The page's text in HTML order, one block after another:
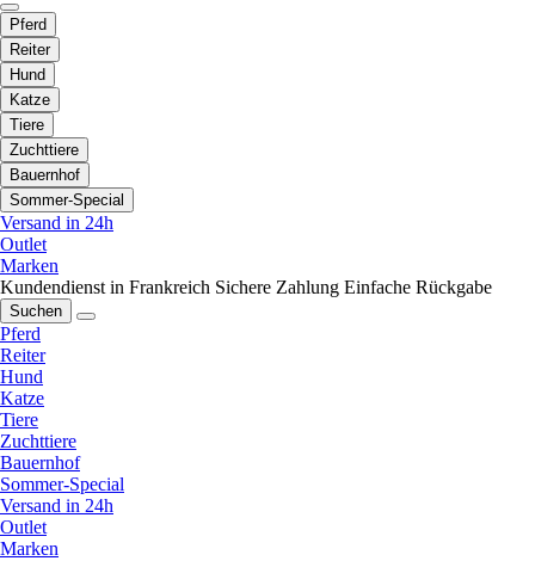
Pferd
Reiter
Hund
Katze
Tiere
Zuchttiere
Bauernhof
Sommer-Special
Versand in 24h
Outlet
Marken
Kundendienst in Frankreich Sichere Zahlung Einfache Rückgabe
Suchen
Pferd
Reiter
Hund
Katze
Tiere
Zuchttiere
Bauernhof
Sommer-Special
Versand in 24h
Outlet
Marken